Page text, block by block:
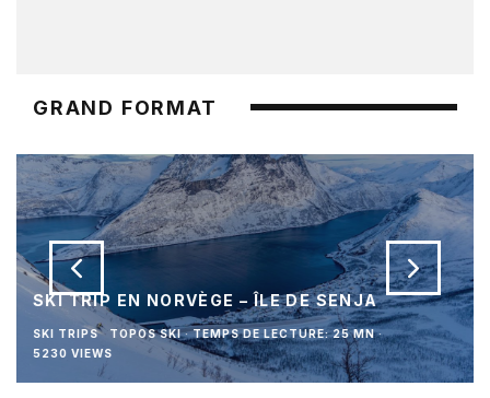
GRAND FORMAT
SKI TRIP EN NORVÈGE – ÎLE DE SENJA
SKI TRIPS TOPOS SKI · TEMPS DE LECTURE: 25 MN ·
5230 VIEWS